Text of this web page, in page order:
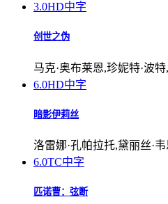
3.0HD中字
创世之伪
马克·奥布莱恩,珍妮特·波
6.0HD中字
暗影伊莉丝
洛雷娜·孔帕拉托,黛丽丝·
6.0TC中字
匹诺曹：弦断